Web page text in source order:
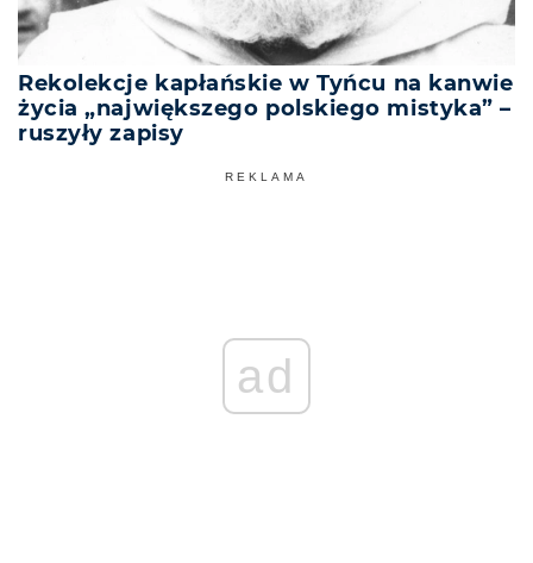
Rekolekcje kapłańskie w Tyńcu na kanwie
życia „największego polskiego mistyka” –
ruszyły zapisy
REKLAMA
ad